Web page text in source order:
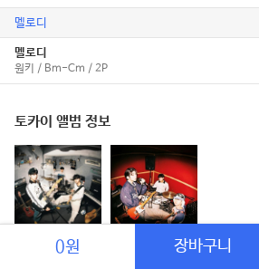
멜로디
멜로디
원키 / Bm-Cm / 2P
토카이 앨범 정보
shining.0원 장바구니